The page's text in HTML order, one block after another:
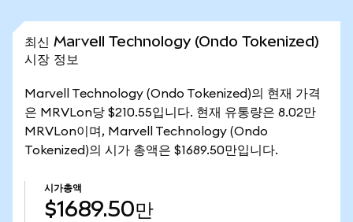
최신 Marvell Technology (Ondo Tokenized)
시장 정보
Marvell Technology (Ondo Tokenized)의 현재 가격
은 MRVLon당 $210.55입니다. 현재 유통량은 8.02만
MRVLon이며, Marvell Technology (Ondo
Tokenized)의 시가 총액은 $1689.50만입니다.
시가총액
$1689.50만